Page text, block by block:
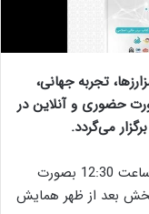
تجربه جهانی،
روز دوشنبه 27 دی 1400 بصورت حضوری و آنلاین در
می‌گردد.
برگزاری این همایش از ساعت 8:15 صبح تا ساعت 12:30 بصورت
بعد از ظهر همایش